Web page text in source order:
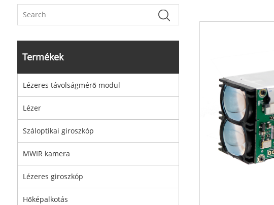
Termékek
Lézeres távolságmérő modul
Lézer
Száloptikai giroszkóp
MWIR kamera
Lézeres giroszkóp
Hőképalkotás